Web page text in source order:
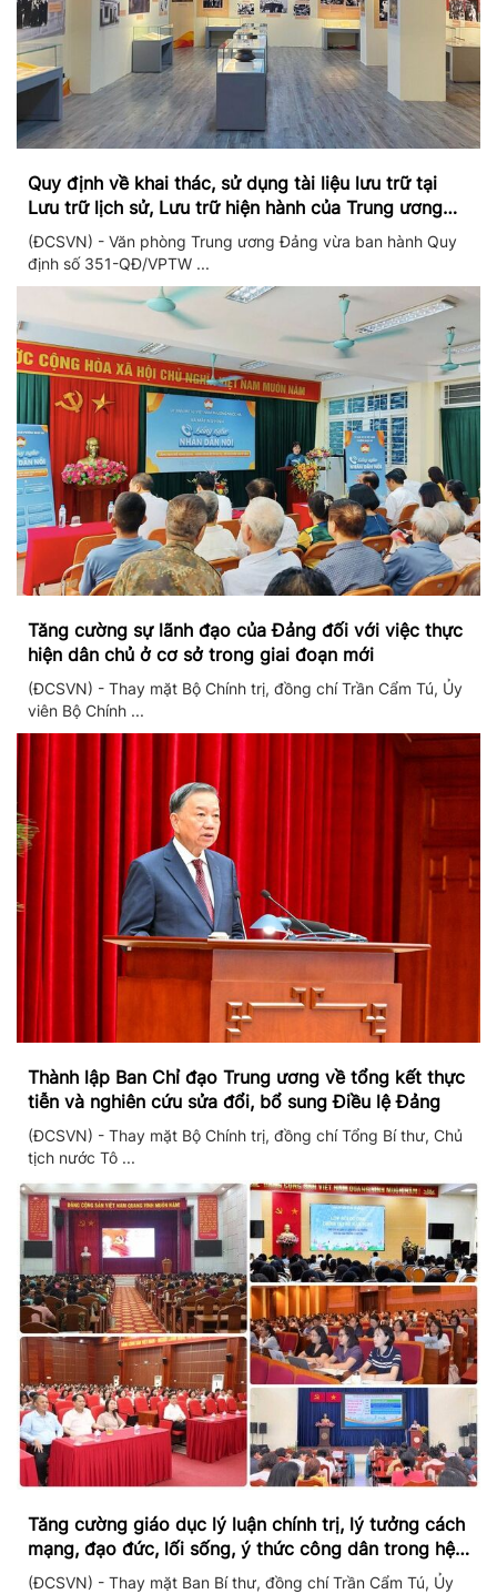
Quy định về khai thác, sử dụng tài liệu lưu trữ tại
Lưu trữ lịch sử, Lưu trữ hiện hành của Trung ương
Đảng và Văn phòng Trung ương Đảng
(ĐCSVN) - Văn phòng Trung ương Đảng vừa ban hành Quy
định số 351-QĐ/VPTW ...
Tăng cường sự lãnh đạo của Đảng đối với việc thực
hiện dân chủ ở cơ sở trong giai đoạn mới
(ĐCSVN) - Thay mặt Bộ Chính trị, đồng chí Trần Cẩm Tú, Ủy
viên Bộ Chính ...
Thành lập Ban Chỉ đạo Trung ương về tổng kết thực
tiễn và nghiên cứu sửa đổi, bổ sung Điều lệ Đảng
(ĐCSVN) - Thay mặt Bộ Chính trị, đồng chí Tổng Bí thư, Chủ
tịch nước Tô ...
Tăng cường giáo dục lý luận chính trị, lý tưởng cách
mạng, đạo đức, lối sống, ý thức công dân trong hệ
thống giáo dục quốc dân
(ĐCSVN) - Thay mặt Ban Bí thư, đồng chí Trần Cẩm Tú, Ủy